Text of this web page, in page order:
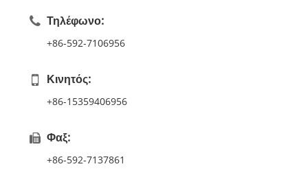
Τηλέφωνο:
+86-592-7106956
Κινητός:
+86-15359406956
Φαξ:
+86-592-7137861